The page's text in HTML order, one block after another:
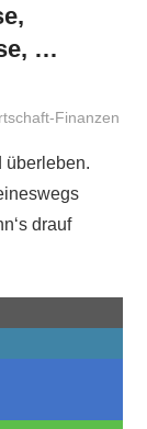
…
Finanzen
überleben.
drauf